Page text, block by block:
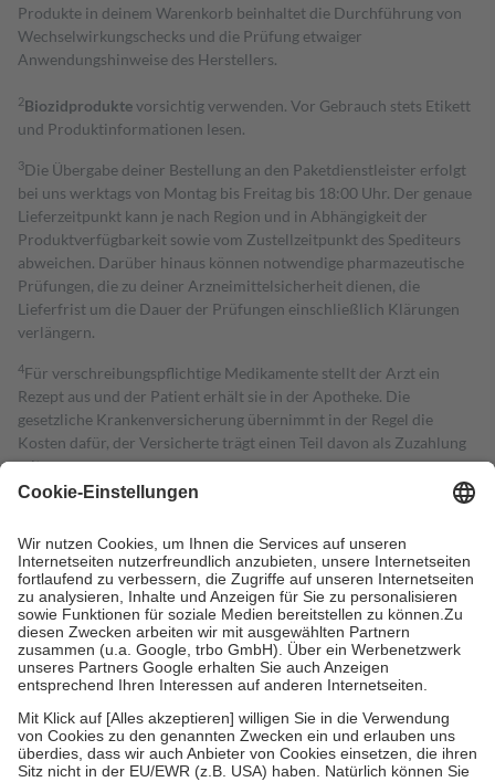
Produkte in deinem Warenkorb beinhaltet die Durchführung von
Wechselwirkungschecks und die Prüfung etwaiger
Anwendungshinweise des Herstellers.
2Biozidproduktevorsichtig verwenden. Vor Gebrauch stets Etikett
und Produktinformationen lesen.
3Die Übergabe deiner Bestellung an den Paketdienstleister erfolgt
bei uns werktags von Montag bis Freitag bis 18:00 Uhr. Der genaue
Lieferzeitpunkt kann je nach Region und in Abhängigkeit der
Produktverfügbarkeit sowie vom Zustellzeitpunkt des Spediteurs
abweichen. Darüber hinaus können notwendige pharmazeutische
Prüfungen, die zu deiner Arzneimittelsicherheit dienen, die
Lieferfrist um die Dauer der Prüfungen einschließlich Klärungen
verlängern.
4Für verschreibungspflichtige Medikamente stellt der Arzt ein
Rezept aus und der Patient erhält sie in der Apotheke. Die
gesetzliche Krankenversicherung übernimmt in der Regel die
Kosten dafür, der Versicherte trägt einen Teil davon als Zuzahlung
mit.
Grundsätzlich leisten Mitglieder Zuzahlungen in Höhe von zehn
höchstens zehn Euro.
Es sind jedoch nie mehr als die tatsächlichen
Kosten der Leistung zu entrichten.
Diese Regeln gelten grundsätzlich auch für Online-Apotheken.
Bei Heilmitteln und häuslicher Krankenpflege beträgt die
Zuzahlung zehn Prozent der Kosten sowie zehn Euro je
Verordnung.
Um das Engagement der Versicherten für ihre eigene Gesundheit zu
stärken und die besondere Stellung der Familie zu unterstützen,
fallenkeine Zuzahlungenan bei:
• Kindern und Jugendlichen bis zum vollendeten 18. Lebensjahr
mit Ausnahme der Fahrkosten